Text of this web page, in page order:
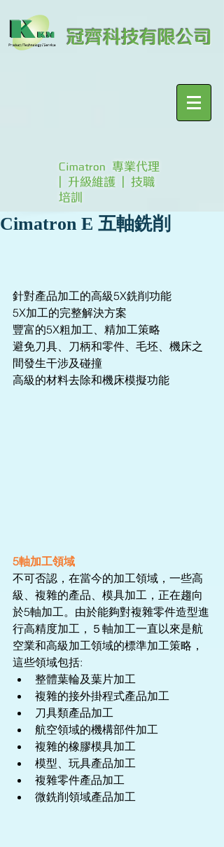
冠齊科技有限公司
Cimatron 專業代理
| 升級維護 | 技職
培訓
Cimatron E 五軸銑削
針對產品加工的高級5X銑削功能
5X加工的完整解決方案
豐富的5X粗加工、精加工策略
避免刀具、刀柄和零件、毛坯、機床之
間發生干涉及碰撞
高級的材料去除和機床模擬功能
5軸加工領域
不可否認，在當今的加工領域，一些高
級、複雜的產品、模具加工，正在趨向
於5軸加工。由於能夠對複雜零件造型進
行高精度加工，５軸加工一直以來是航
空業和高級加工領域的標準加工策略，
這些領域包括:
整體葉輪及葉片加工
複雜的接外掛程式產品加工
刀具類產品加工
航空領域的機構部件加工
複雜的橡膠模具加工
模型、玩具產品加工
複雜零件產品加工
微銑削領域產品加工